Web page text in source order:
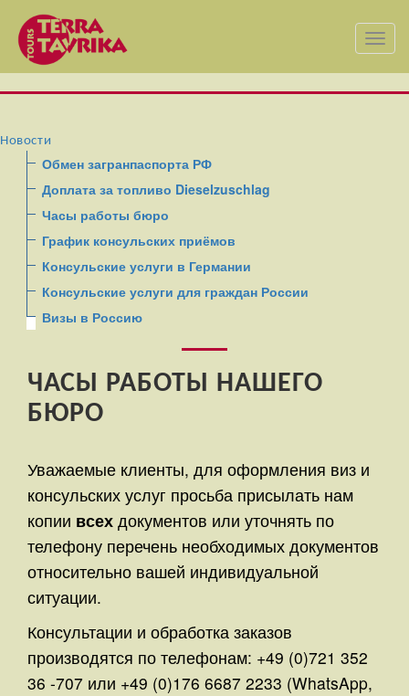
Новости
Обмен загранпаспорта РФ
Доплата за топливо Dieselzuschlag
Часы работы бюро
График консульских приёмов
Консульские услуги в Германии
Консульские услуги для граждан России
Визы в Россию
ЧАСЫ РАБОТЫ НАШЕГО
БЮРО
Уважаемые клиенты, для оформления виз и
консульских услуг просьба присылать нам
копии всех документов или уточнять по
телефону перечень необходимых документов
относительно вашей индивидуальной
ситуации.
Консультации и обработка заказов
производятся по телефонам: +49 (0)721 352
36 -707 или +49 (0)176 6687 2233 (WhatsApp,